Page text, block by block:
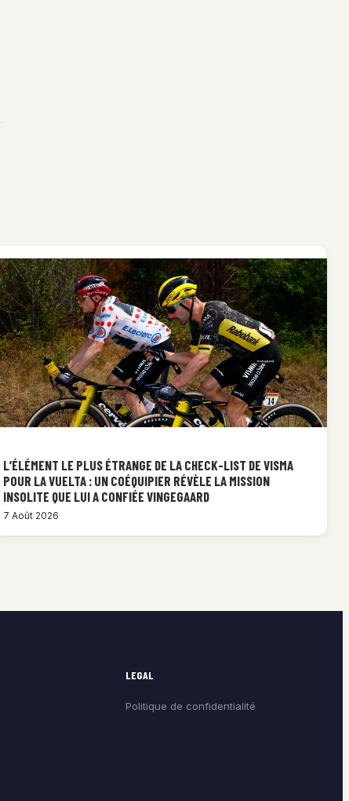
L’ÉLÉMENT LE PLUS ÉTRANGE DE LA CHECK-LIST DE VISMA
POUR LA VUELTA : UN COÉQUIPIER RÉVÈLE LA MISSION
INSOLITE QUE LUI A CONFIÉE VINGEGAARD
7 Août 2026
LEGAL
Politique de confidentialité